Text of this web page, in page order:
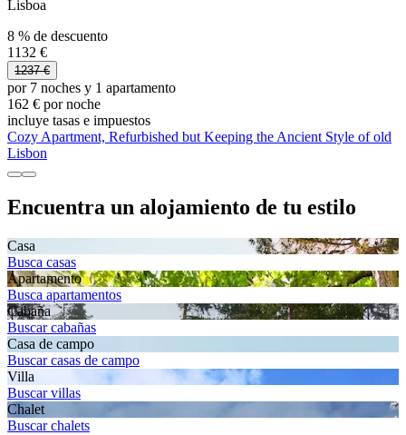
Lisboa
8 % de descuento
1132 €
1237 €
por 7 noches y 1 apartamento
162 € por noche
incluye tasas e impuestos
Cozy Apartment, Refurbished but Keeping the Ancient Style of old
Lisbon
Encuentra un alojamiento de tu estilo
Casa
Busca casas
Apartamento
Busca apartamentos
Cabaña
Buscar cabañas
Casa de campo
Buscar casas de campo
Villa
Buscar villas
Chalet
Buscar chalets